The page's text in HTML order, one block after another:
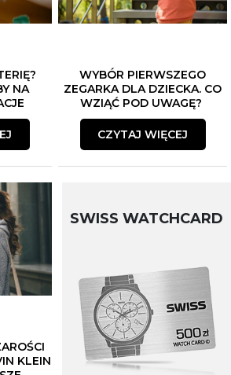
NA
WYBÓR PIERWSZEGO
ZEGARKA DLA DZIECKA. CO
WZIĄĆ POD UWAGĘ?
CZYTAJ WIĘCEJ
KLEIN
SWISS WATCHCARD